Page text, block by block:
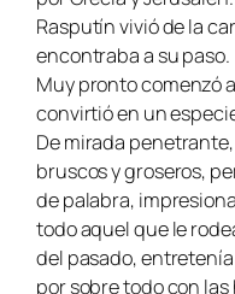
Rasputín vivió de la
encontraba a su paso.
Muy pronto comenzó
convirtió en un
De mirada
bruscos y groseros,
de palabra,
todo aquel que le
del pasado,
por sobre todo con